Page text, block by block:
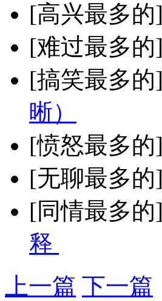
[高兴最多的]
[难过最多的]
[搞笑最多的]
晰）
[愤怒最多的]
[无聊最多的]
[同情最多的]
释
上一篇 下一篇